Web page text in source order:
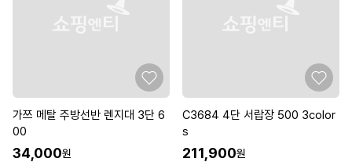
가쯔 메탈 주방선반 렌지대 3단 6
00
34,000원
C3684 4단 서랍장 500 3color
s
211,900원